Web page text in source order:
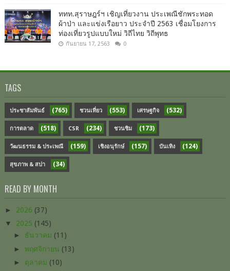
ททท.สุราษฎร์ฯ เชิญเที่ยวงาน ประเพณีชักพระทอด
ผ้าป่า และแข่งเรือยาว ประจำปี 2563 เชื่อมโยงการ
ท่องเที่ยวรูปแบบใหม่ วิถีไทย วิถีพุทธ
กันยายน 17, 2563 0
TAGS
ประชาสัมพันธ์ (765) ชวนเที่ยว (553) เศรษฐกิจ (532)
การตลาด (518) CSR (234) ชวนชิม (173)
วัฒนธรรม & ประเพณี (159) เชิงอนุรักษ์ (157) บันเทิง (124)
สุขภาพ & สปา (34)
READ BY MONTH
► 2026 (37)
▼ 2025 (145)
► ธันวาคม (11)
► พฤศจิกายน (13)
► ตุลาคม (10)